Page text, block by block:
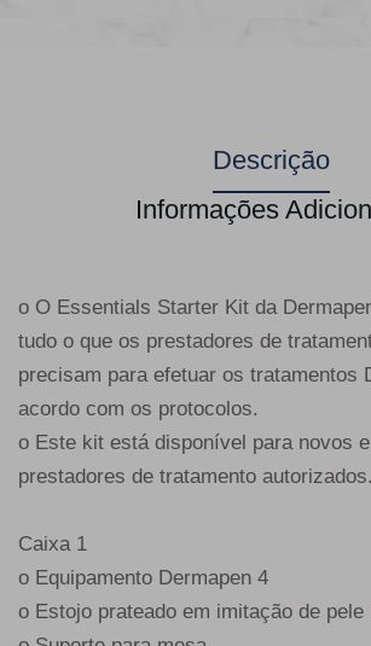
Descrição
Informações
o O Essentials Starter Kit da
tudo o que os prestadores de
precisam para efetuar os tratamentos
acordo com os protocolos.
o Este kit está disponível para novos
prestadores de tratamento autorizados.
Caixa 1
o Equipamento Dermapen 4
o Estojo prateado em imitação de pele